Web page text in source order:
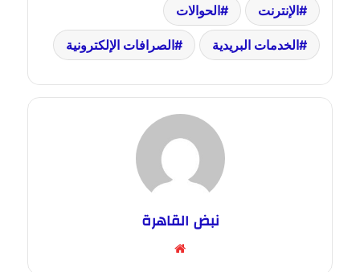
الإنترنت الحوالات
الخدمات البريدية الصرافات الإلكترونية
نبض القاهرة